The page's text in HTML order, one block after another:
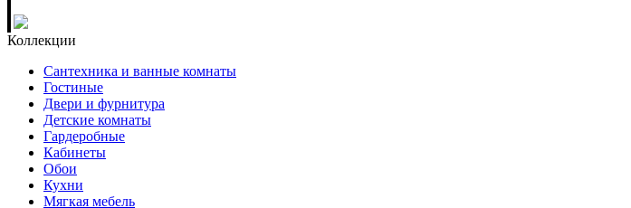
Коллекции
Сантехника и ванные комнаты
Гостиные
Двери и фурнитура
Детские комнаты
Гардеробные
Кабинеты
Обои
Кухни
Мягкая мебель